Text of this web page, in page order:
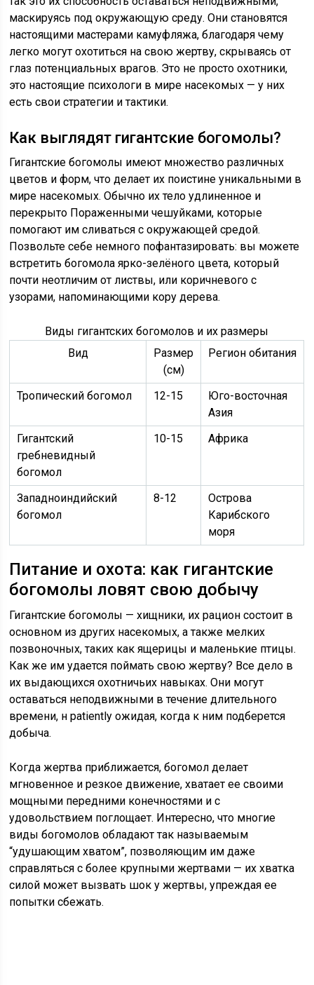
маскируясь под окружающую среду. Они становятся
настоящими мастерами камуфляжа, благодаря чему
легко могут охотиться на свою жертву, скрываясь от
глаз потенциальных врагов. Это не просто охотники,
это настоящие психологи в мире насекомых — у них
есть свои стратегии и тактики.
Как выглядят гигантские богомолы?
Гигантские богомолы имеют множество различных
цветов и форм, что делает их поистине уникальными в
мире насекомых. Обычно их тело удлиненное и
перекрыто Пораженными чешуйками, которые
помогают им сливаться с окружающей средой.
Позвольте себе немного пофантазировать: вы можете
встретить богомола ярко-зелёного цвета, который
почти неотличим от листвы, или коричневого с
узорами, напоминающими кору дерева.
Виды гигантских богомолов и их размеры
Вид
Размер
(см)
Регион обитания
Тропический богомол 12-15
Юго-восточная
Азия
Гигантский
гребневидный
богомол
10-15 Африка
Западноиндийский
богомол
8-12
Острова
Карибского
моря
Питание и охота: как гигантские
богомолы ловят свою добычу
Гигантские богомолы — хищники, их рацион состоит в
основном из других насекомых, а также мелких
позвоночных, таких как ящерицы и маленькие птицы.
Как же им удается поймать свою жертву? Все дело в
их выдающихся охотничьих навыках. Они могут
оставаться неподвижными в течение длительного
времени, н patiently ожидая, когда к ним подберется
добыча.
Когда жертва приближается, богомол делает
мгновенное и резкое движение, хватает ее своими
мощными передними конечностями и с
удовольствием поглощает. Интересно, что многие
виды богомолов обладают так называемым
“удушающим хватом”, позволяющим им даже
справляться с более крупными жертвами — их хватка
силой может вызвать шок у жертвы, упреждая ее
попытки сбежать.